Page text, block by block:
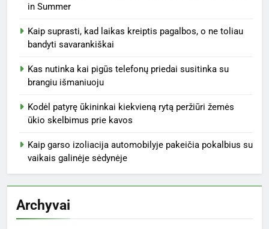
in Summer
Kaip suprasti, kad laikas kreiptis pagalbos, o ne toliau
bandyti savarankiškai
Kas nutinka kai pigūs telefonų priedai susitinka su
brangiu išmaniuoju
Kodėl patyrę ūkininkai kiekvieną rytą peržiūri žemės
ūkio skelbimus prie kavos
Kaip garso izoliacija automobilyje pakeičia pokalbius su
vaikais galinėje sėdynėje
Archyvai